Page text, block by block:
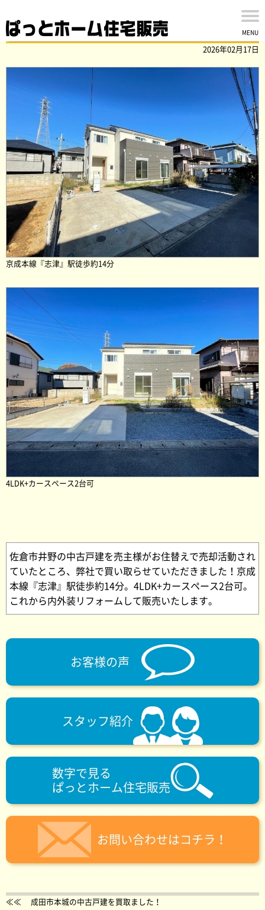
MENU
佐倉市井野の中古戸建を買取ました！
2026年02月17日
京成本線『志津』駅徒歩約14分
4LDK+カースペース2台可
佐倉市井野の中古戸建を売主様がお住替えで売却活動され
ていたところ、弊社で買い取らせていただきました！京成
本線『志津』駅徒歩約14分。4LDK+カースペース2台可。
これから内外装リフォームして販売いたします。
お客様の声
スタッフ紹介
数字で見る
ぱっとホーム住宅販売
お問い合わせはコチラ！
≪≪ 成田市本城の中古戸建を買取ました！